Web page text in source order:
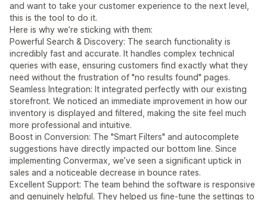
and want to take your customer experience to the next level,
this is the tool to do it.
Here is why we’re sticking with them:
Powerful Search & Discovery: The search functionality is
incredibly fast and accurate. It handles complex technical
queries with ease, ensuring customers find exactly what they
need without the frustration of "no results found" pages.
Seamless Integration: It integrated perfectly with our existing
storefront. We noticed an immediate improvement in how our
inventory is displayed and filtered, making the site feel much
more professional and intuitive.
Boost in Conversion: The "Smart Filters" and autocomplete
suggestions have directly impacted our bottom line. Since
implementing Convermax, we’ve seen a significant uptick in
sales and a noticeable decrease in bounce rates.
Excellent Support: The team behind the software is responsive
and genuinely helpful. They helped us fine-tune the settings to